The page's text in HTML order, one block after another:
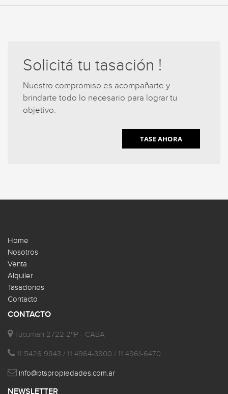
Solicitá tu tasación !
Nuestro compromiso es acompañarte y
brindarte todo lo necesario para lograr tu
objetivo.
TASE AHORA
Home
Nosotros
Venta
Alquiler
Tasaciones
Contacto
CONTACTO
Tucuman 2722 2ºP - CABA
11 5426 9843 / 11 4964-3800 / 11 4961-6470
info@btspropiedades.com.ar
NEWSLETTER